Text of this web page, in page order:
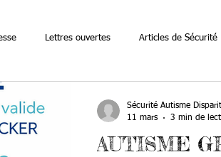
Lettres ouvertes Articles de Sécurité
AUTISME
Sécurité Autisme
11 mars
3 min de